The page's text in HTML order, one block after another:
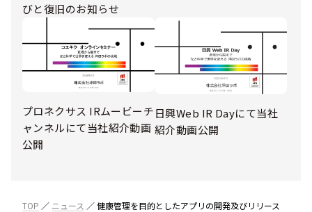
びと復旧のお知らせ
プロネクサス IRムービーチ
ャンネルにて当社紹介動画
公開
日興Web IR Dayにて当社
紹介動画公開
TOP ニュース
健康管理を目的としたアプリの開発及びリリース